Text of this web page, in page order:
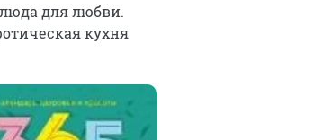
для любви.
кухня